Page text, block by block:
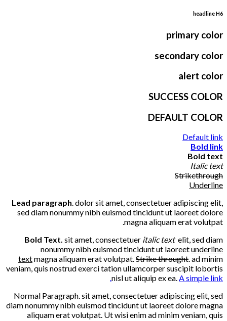
headline H6
primary color
secondary color
alert color
SUCCESS COLOR
DEFAULT COLOR
Default link
Bold link
Bold text
Italic text
Strikethrough
Underline
Lead paragraph. dolor sit amet, consectetuer adipiscing elit,
sed diam nonummy nibh euismod tincidunt ut laoreet dolore
magna aliquam erat volutpat.
Bold Text. sit amet, consectetuer italic text elit, sed diam
nonummy nibh euismod tincidunt ut laoreetunderline
textmagna aliquam erat volutpat.Strike throught. ad minim
veniam, quis nostrud exerci tation ullamcorper suscipit lobortis
nisl ut aliquip ex ea.A simple link.
Normal Paragraph. sit amet, consectetuer adipiscing elit, sed
diam nonummy nibh euismod tincidunt ut laoreet dolore magna
aliquam erat volutpat. Ut wisi enim ad minim veniam, quis